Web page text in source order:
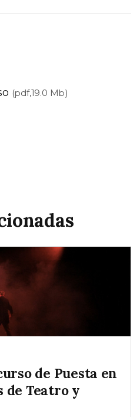
(pdf,19.0 Mb)
de Puesta en
de Teatro y